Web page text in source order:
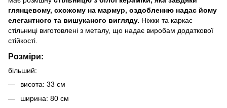
глянцевому, схожому на мармур, оздобленню надає йому
елегантного та вишуканого вигляду. Ніжки та каркас
стільниці виготовлені з металу, що надає виробам додаткової
стійкості.
Розміри:
більший:
висота: 33 см
ширина: 80 см